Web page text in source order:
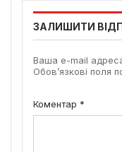
ЗАЛИШИТИ
Ваша e-mail
Обов’язкові поля
Коментар *